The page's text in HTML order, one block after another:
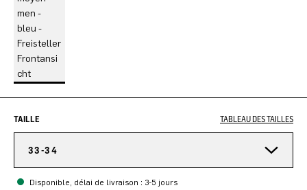
TAILLE TABLEAU DES TAILLES
33-34
Disponible, délai de livraison : 3-5 jours